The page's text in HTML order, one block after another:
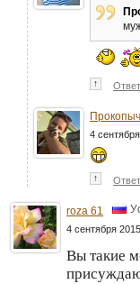
↑
Прокопыч
4
↑
roza 61
4 сентября
Вы такие